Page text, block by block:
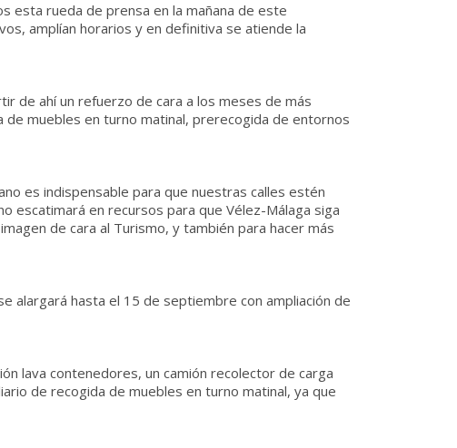
esta rueda de prensa en la mañana de este
amplían horarios y en definitiva se atiende la
de ahí un refuerzo de cara a los meses de más
muebles en turno matinal, prerecogida de entornos
es indispensable para que nuestras calles estén
escatimará en recursos para que Vélez-Málaga siga
de cara al Turismo, y también para hacer más
alargará hasta el 15 de septiembre con ampliación de
lava contenedores, un camión recolector de carga
de recogida de muebles en turno matinal, ya que